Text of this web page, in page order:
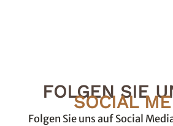
FOLGEN SIE
SOCIAL
Folgen Sie uns auf Social